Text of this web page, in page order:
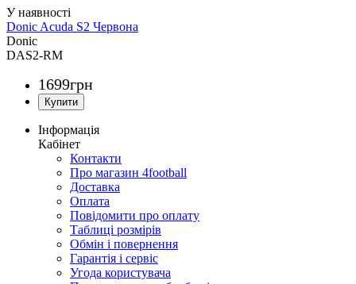
Donic Acuda S2 Червона
Donic
DAS2-RM
1699грн
Інформація
Кабінет
Контакти
Про магазин 4football
Доставка
Оплата
Повідомити про оплату
Таблиці розмірів
Обмін і повернення
Гарантія і сервіс
Угода користувача